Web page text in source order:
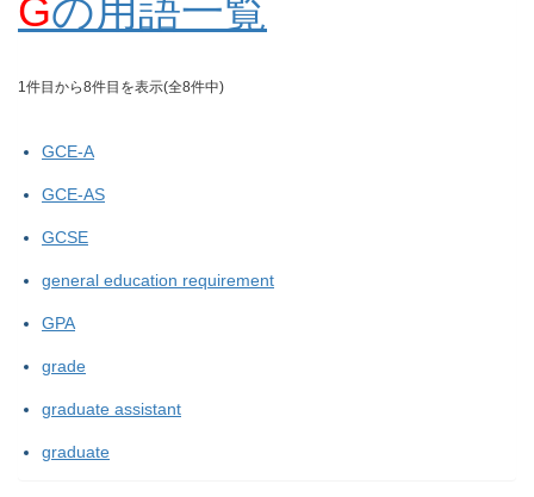
Gの用語一覧
1件目から8件目を表示(全8件中)
GCE-A
GCE-AS
GCSE
general education requirement
GPA
grade
graduate assistant
graduate